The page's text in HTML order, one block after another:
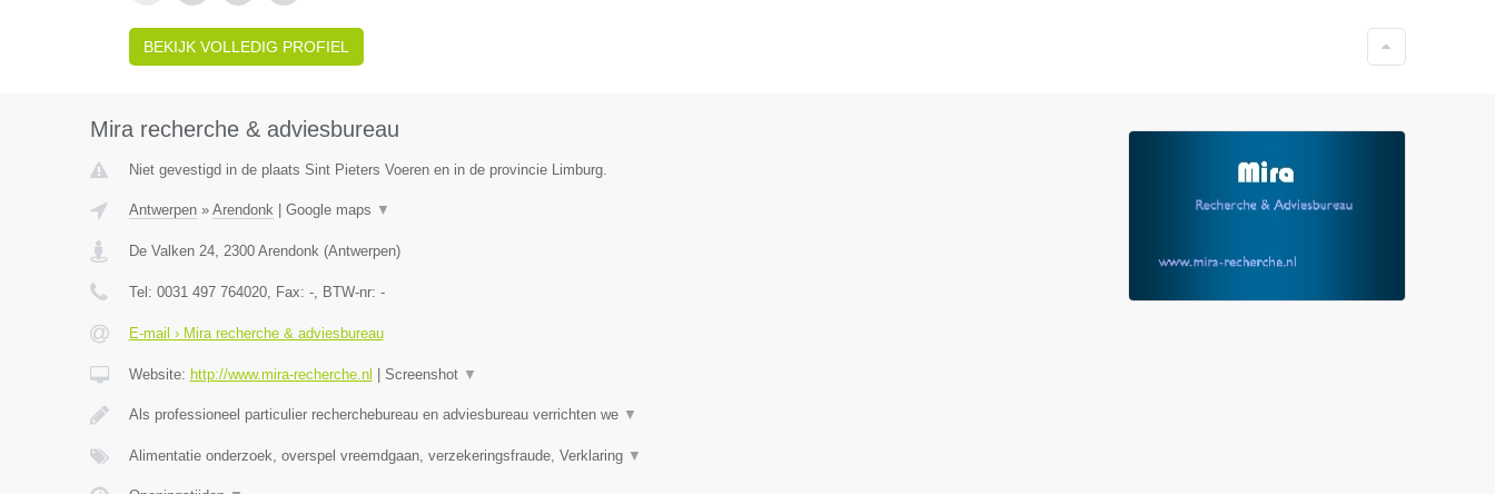
BEKIJK VOLLEDIG PROFIEL
Mira recherche & adviesbureau
Niet gevestigd in de plaats Sint Pieters Voeren en in de provincie Limburg.
Antwerpen» Arendonk| Google maps ▼
De Valken 24, 2300 Arendonk(Antwerpen)
Tel: 0031 497 764020, Fax: -, BTW-nr: -
E-mail › Mira recherche & adviesbureau
Website: http://www.mira-recherche.nl Screenshot ▼
Als professioneel particulier recherchebureau en adviesbureau verrichten we ▼
Alimentatie onderzoek, overspel vreemdgaan, verzekeringsfraude, Verklaring ▼